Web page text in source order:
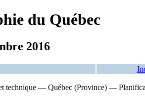
du Québec
2016
technique — Québec (Province) —